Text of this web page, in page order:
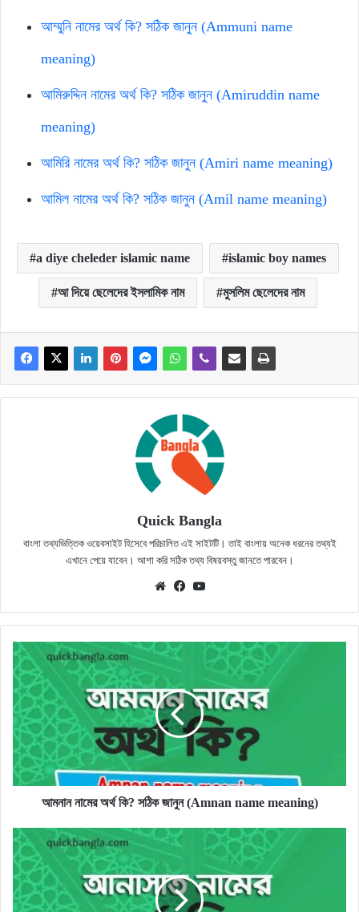
আম্মুনি নামের অর্থ কি? সঠিক জানুন (Ammuni name
meaning)
আমিরুদ্দিন নামের অর্থ কি? সঠিক জানুন (Amiruddin name
meaning)
আমিরি নামের অর্থ কি? সঠিক জানুন (Amiri name meaning)
আমিল নামের অর্থ কি? সঠিক জানুন (Amil name meaning)
a diye cheleder islamic name islamic boy names
আ দিয়ে ছেলেদের ইসলামিক নাম মুসলিম ছেলেদের নাম
Quick Bangla
বাংলা তথ্যভিত্তিক ওয়েবসাইট হিসেবে পরিচালিত এই সাইটটি। তাই বাংলায় অনেক ধরনের তথ্যই
এখানে পেয়ে যাবেন। আশা করি সঠিক তথ্য বিষয়বস্তু জানতে পারবেন।
WebsiteFacebook
আমনান
নামের
অর্থ
কি?
সঠিক
জানুন
(Amnan
name
meaning)
আমনান নামের অর্থ কি? সঠিক জানুন (Amnan name meaning)
আনাসাত
নামের
অর্থ
কি?
সঠিক